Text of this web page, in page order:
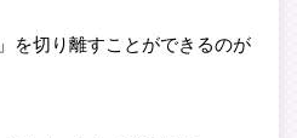
を切り離すことができるのが